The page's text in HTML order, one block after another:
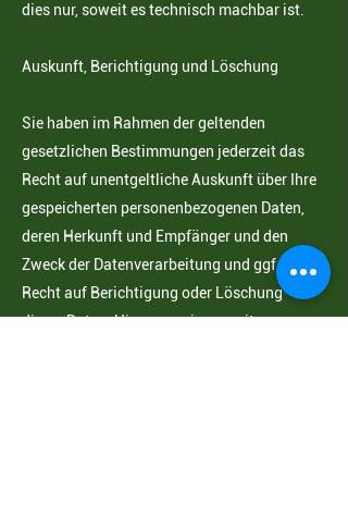
dies nur, soweit es technisch machbar ist.
Auskunft, Berichtigung und Löschung
Sie haben im Rahmen der geltenden
gesetzlichen Bestimmungen jederzeit das
Recht auf unentgeltlicheAuskunft über Ihre
gespeicherten personenbezogenen Daten,
deren Herkunft und Empfänger und den
Zweck der Datenverarbeitung und ggf. ein
Recht auf Berichtigung oder Löschung
dieser Daten. Hierzu sowie zu weiteren